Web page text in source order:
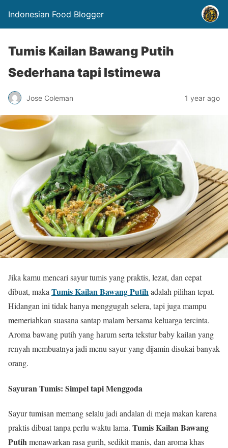
Indonesian Food Blogger
Tumis Kailan Bawang Putih
Sederhana tapi Istimewa
Jose Coleman 1 year ago
Jika kamu mencari sayur tumis yang praktis, lezat, dan cepat
dibuat, makaTumis Kailan Bawang Putihadalah pilihan tepat.
Hidangan ini tidak hanya menggugah selera, tapi juga mampu
memeriahkan suasana santap malam bersama keluarga tercinta.
Aroma bawang putih yang harum serta tekstur baby kailan yang
renyah membuatnya jadi menu sayur yang dijamin disukai banyak
orang.
Sayuran Tumis: Simpel tapi Menggoda
Sayur tumisan memang selalu jadi andalan di meja makan karena
praktis dibuat tanpa perlu waktu lama. Tumis Kailan Bawang
Putihmenawarkan rasa gurih, sedikit manis, dan aroma khas